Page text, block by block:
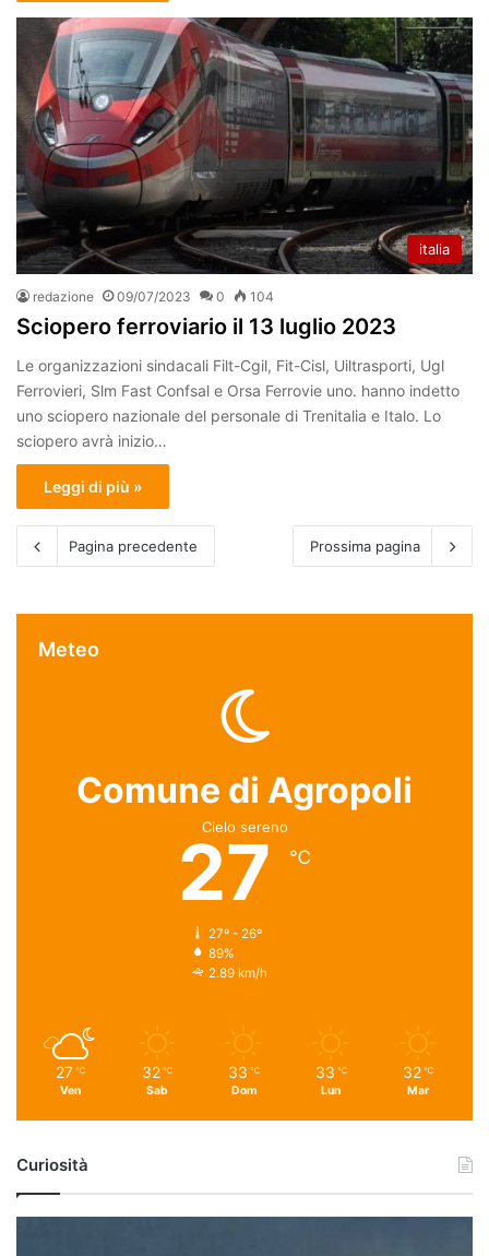
italia
redazione 09/07/2023 0 104
Sciopero ferroviario il 13 luglio 2023
Le organizzazioni sindacali Filt-Cgil, Fit-Cisl, Uiltrasporti, Ugl
Ferrovieri, Slm Fast Confsal e Orsa Ferrovie uno. hanno indetto
uno sciopero nazionale del personale di Trenitalia e Italo. Lo
sciopero avrà inizio…
Leggi di più »
Pagina precedente Prossima pagina
Meteo
Comune di Agropoli
Cielo sereno
27 ℃
27º - 26º
89%
2.89 km/h
27 ℃
Ven
32 ℃
Sab
33 ℃
Dom
33 ℃
Lun
32 ℃
Mar
Curiosità